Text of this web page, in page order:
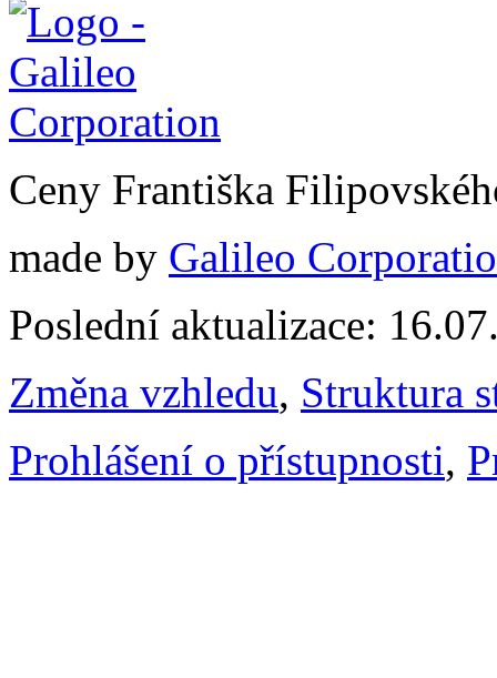
Ceny Františka
made by Galileo
Poslední aktualizace:
Změna vzhledu, Struktura
Prohlášení o přístupnosti,